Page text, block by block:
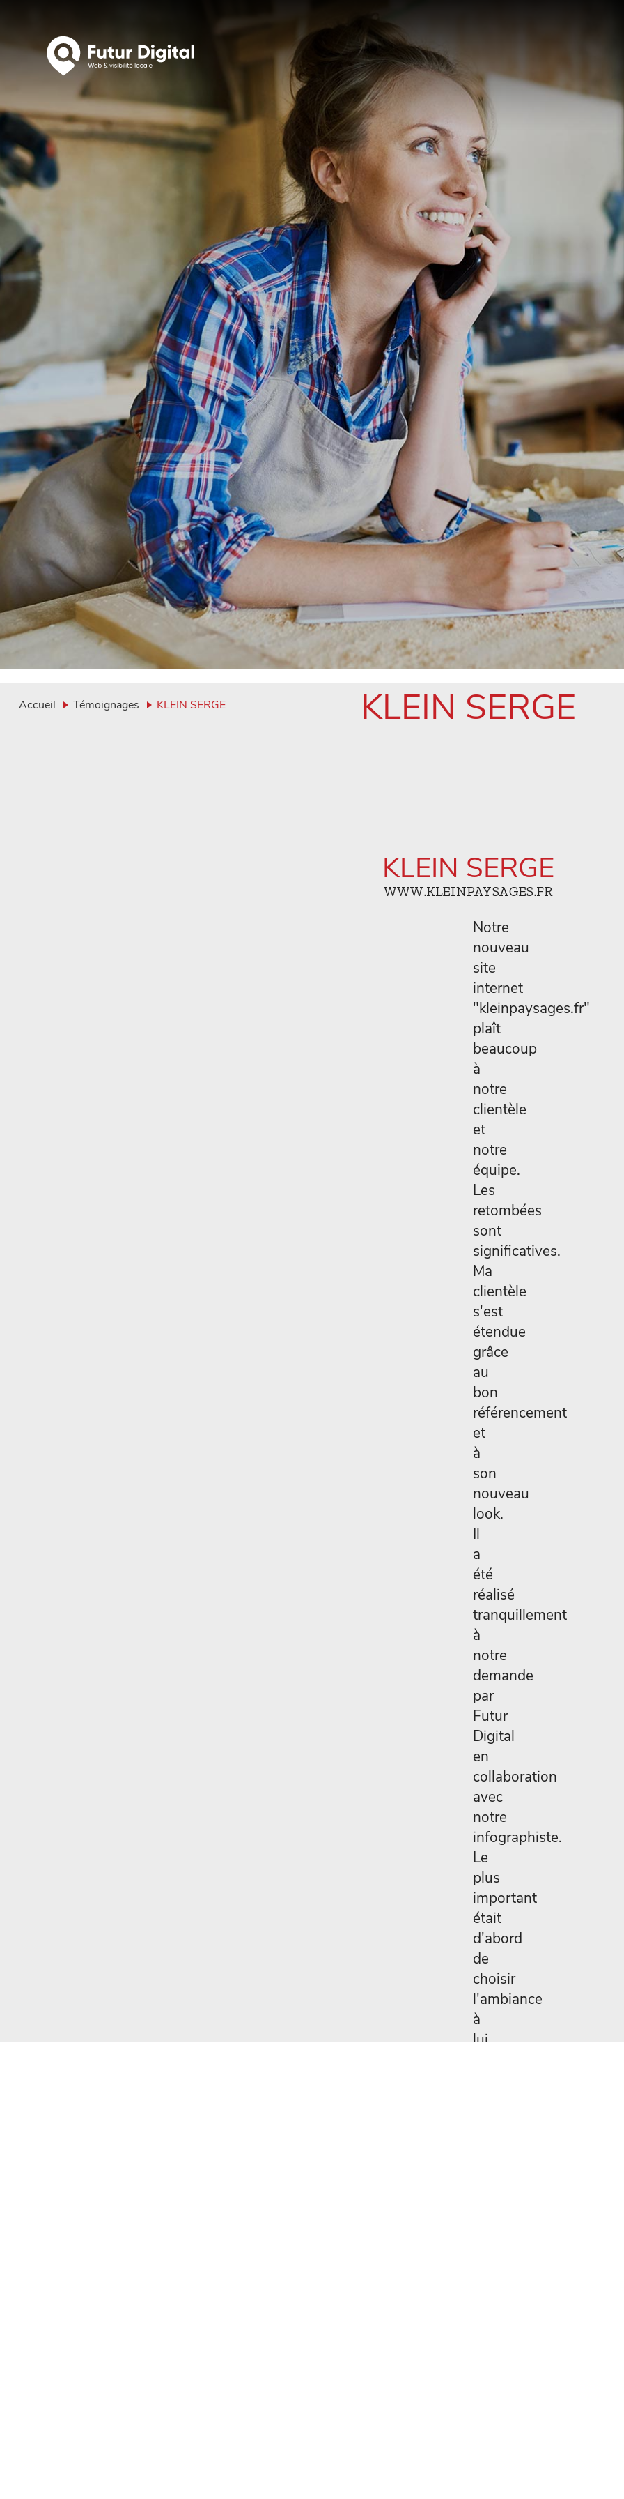
Accueil Témoignages KLEIN SERGE KLEIN SERGE
KLEIN SERGE
WWW.KLEINPAYSAGES.FR
Notre
nouveau
site
internet
"kleinpaysages.fr"
plaît
beaucoup
à
notre
clientèle
et
notre
équipe.
Les
retombées
sont
significatives.
Ma
clientèle
s'est
étendue
grâce
au
bon
référencement
et
à
son
nouveau
look.
Il
a
été
réalisé
tranquillement
à
notre
demande
par
Futur
Digital
en
collaboration
avec
notre
infographiste.
Le
plus
important
était
d'abord
de
choisir
l'ambiance
à
lui